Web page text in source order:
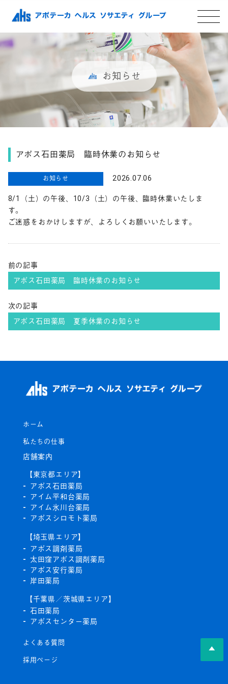
お知らせ
アポス石田薬局 臨時休業のお知らせ
お知らせ 2026.07.06
8/1（土）の午後、10/3（土）の午後、臨時休業いたしま
す。
ご迷惑をおかけしますが、よろしくお願いいたします。
前の記事
アポス石田薬局 臨時休業のお知らせ
次の記事
アポス石田薬局 夏季休業のお知らせ
▲
ホーム
私たちの仕事
店舗案内
【東京都エリア】
アポス石田薬局
アイム平和台薬局
アイム氷川台薬局
アポスシロモト薬局
【埼玉県エリア】
アポス調剤薬局
太田窪アポス調剤薬局
アポス安行薬局
岸田薬局
【千葉県／茨城県エリア】
石田薬局
アポスセンター薬局
よくある質問
採用ページ